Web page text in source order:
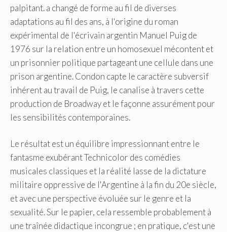
palpitant. a changé de forme au fil de diverses
adaptations au fil des ans, à l'origine du roman
expérimental de l'écrivain argentin Manuel Puig de
1976 sur la relation entre un homosexuel mécontent et
un prisonnier politique partageant une cellule dans une
prison argentine. Condon capte le caractère subversif
inhérent au travail de Puig, le canalise à travers cette
production de Broadway et le façonne assurément pour
les sensibilités contemporaines.
Le résultat est un équilibre impressionnant entre le
fantasme exubérant Technicolor des comédies
musicales classiques et la réalité lasse de la dictature
militaire oppressive de l'Argentine à la fin du 20e siècle,
et avec une perspective évoluée sur le genre et la
sexualité. Sur le papier, cela ressemble probablement à
une traînée didactique incongrue ; en pratique, c'est une